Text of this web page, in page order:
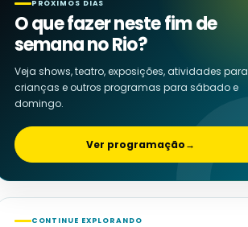
PRÓXIMOS DIAS
O que fazer neste fim de
semana no Rio?
Veja shows, teatro, exposições, atividades para
crianças e outros programas para sábado e
domingo.
Ver programação→
CONTINUE EXPLORANDO